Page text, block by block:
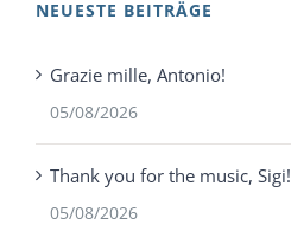
NEUESTE BEITRÄGE
Grazie mille, Antonio!
05/08/2026
Thank you for the music, Sigi!
05/08/2026